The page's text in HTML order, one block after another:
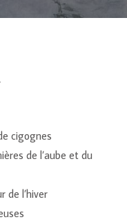
cigognes
de l’aube et du
de l’hiver